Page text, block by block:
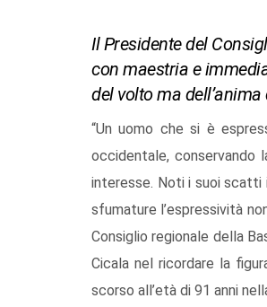
Il Presidente del
con maestria e
del volto ma
“Un uomo che si è
occidentale, conservando
interesse. Noti i suoi scatti
sfumature l’espressività
Consiglio regionale della
Cicala nel ricordare la
scorso all’età di 91 anni